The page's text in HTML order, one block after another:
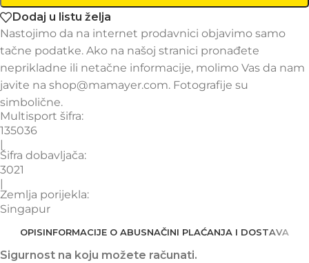
Dodaj u listu želja
Nastojimo da na internet prodavnici objavimo samo
tačne podatke. Ako na našoj stranici pronađete
neprikladne ili netačne informacije, molimo Vas da nam
javite na shop@mamayer.com. Fotografije su
simbolične.
Multisport šifra:
135036
Šifra dobavljača:
3021
Zemlja porijekla:
Singapur
OPISINFORMACIJE O ABUSNAČINI PLAĆANJA I DOSTAVA
Sigurnost na koju možete računati.